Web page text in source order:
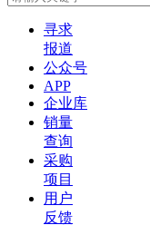
寻求
报道
公众号
APP
企业库
销量
查询
采购
项目
用户
反馈